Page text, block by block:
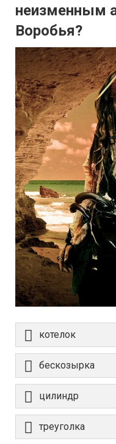
неизменным
Воробья?
котелок
бескозырка
цилиндр
треуголка